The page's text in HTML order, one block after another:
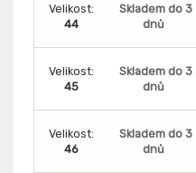
Velikost:
44
Skladem do 3
dnů
Velikost:
45
Skladem do 3
dnů
Velikost:
46
Skladem do 3
dnů